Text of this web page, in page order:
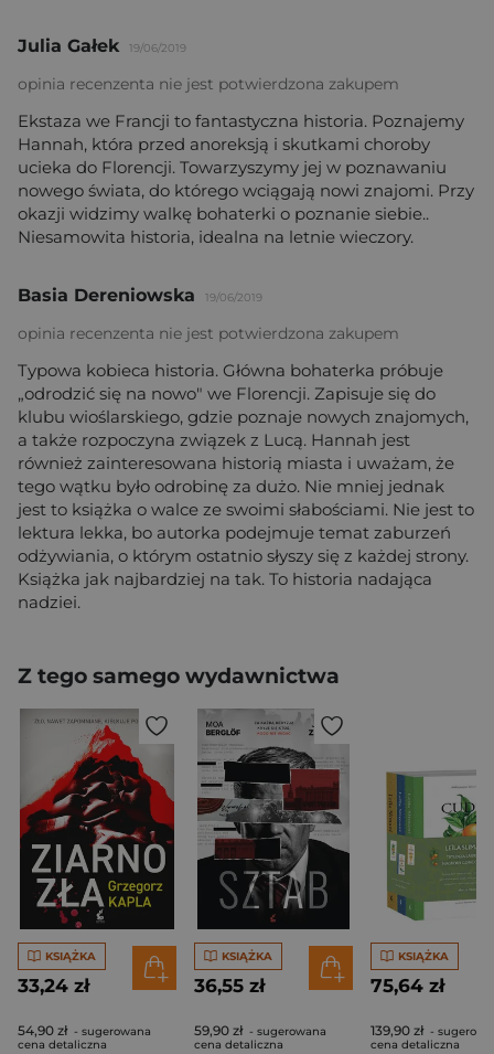
Julia Gałek 19/06/2019
opinia recenzenta nie jest potwierdzona zakupem
Ekstaza we Francji to fantastyczna historia. Poznajemy
Hannah, która przed anoreksją i skutkami choroby
ucieka do Florencji. Towarzyszymy jej w poznawaniu
nowego świata, do którego wciągają nowi znajomi. Przy
okazji widzimy walkę bohaterki o poznanie siebie..
Niesamowita historia, idealna na letnie wieczory.
Basia Dereniowska 19/06/2019
opinia recenzenta nie jest potwierdzona zakupem
Typowa kobieca historia. Główna bohaterka próbuje
„odrodzić się na nowo" we Florencji. Zapisuje się do
klubu wioślarskiego, gdzie poznaje nowych znajomych,
a także rozpoczyna związek z Lucą. Hannah jest
również zainteresowana historią miasta i uważam, że
tego wątku było odrobinę za dużo. Nie mniej jednak
jest to książka o walce ze swoimi słabościami. Nie jest to
lektura lekka, bo autorka podejmuje temat zaburzeń
odżywiania, o którym ostatnio słyszy się z każdej strony.
Książka jak najbardziej na tak. To historia nadająca
nadziei.
Z tego samego wydawnictwa
KSIĄŻKA
33,24 zł
54,90 zł - sugerowana
cena detaliczna
KSIĄŻKA
36,55 zł
59,90 zł - sugerowana
cena detaliczna
KSIĄŻKA
75,64 zł
139,90 zł -
cena detaliczna